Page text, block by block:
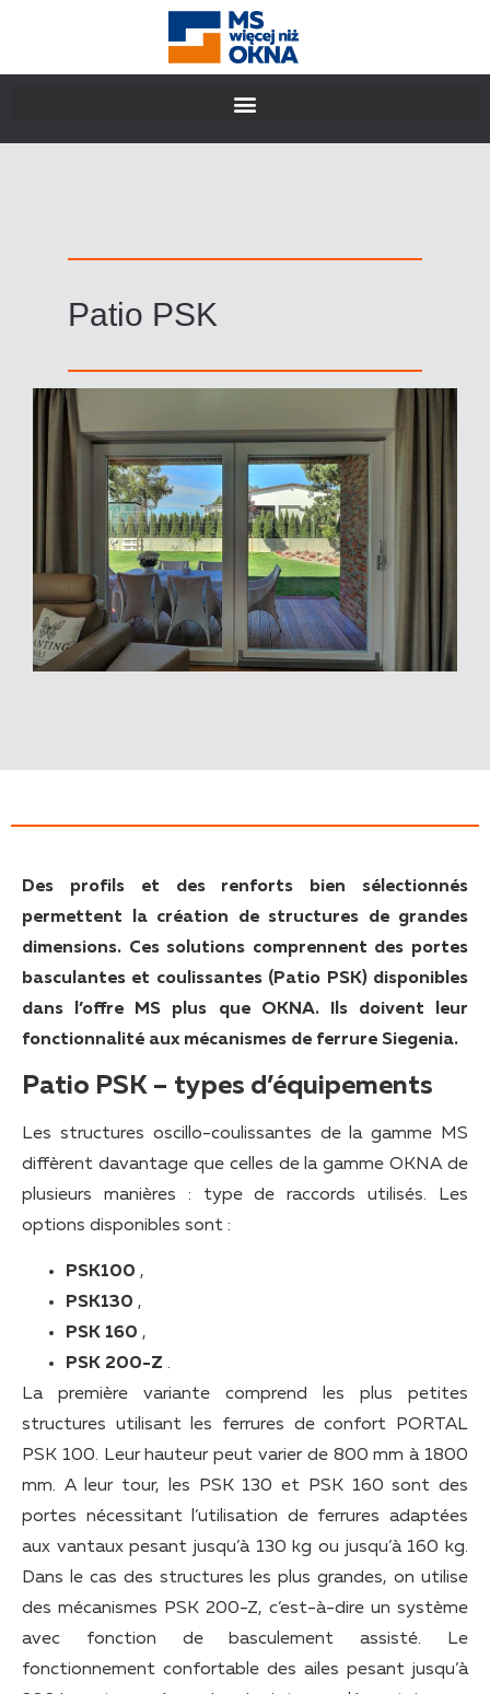
Patio PSK
Des profils et des renforts bien sélectionnés
permettent la création de structures de grandes
dimensions. Ces solutions comprennent des portes
basculantes et coulissantes (Patio PSK) disponibles
dans l’offre MS plus que OKNA. Ils doivent leur
fonctionnalité aux mécanismes de ferrure Siegenia.
Patio PSK – types d’équipements
Les structures oscillo-coulissantes de la gamme MS
diffèrent davantage que celles de la gamme OKNA de
plusieurs manières : type de raccords utilisés. Les
options disponibles sont :
PSK100 ,
PSK130 ,
PSK 160 ,
PSK 200-Z .
La première variante comprend les plus petites
structures utilisant les ferrures de confort PORTAL
PSK 100. Leur hauteur peut varier de 800 mm à 1800
mm. A leur tour, les PSK 130 et PSK 160 sont des
portes nécessitant l’utilisation de ferrures adaptées
aux vantaux pesant jusqu’à 130 kg ou jusqu’à 160 kg.
Dans le cas des structures les plus grandes, on utilise
des mécanismes PSK 200-Z, c’est-à-dire un système
avec fonction de basculement assisté. Le
fonctionnement confortable des ailes pesant jusqu’à